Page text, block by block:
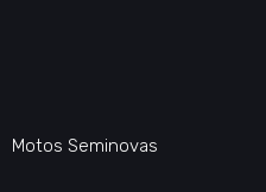
Motos Seminovas